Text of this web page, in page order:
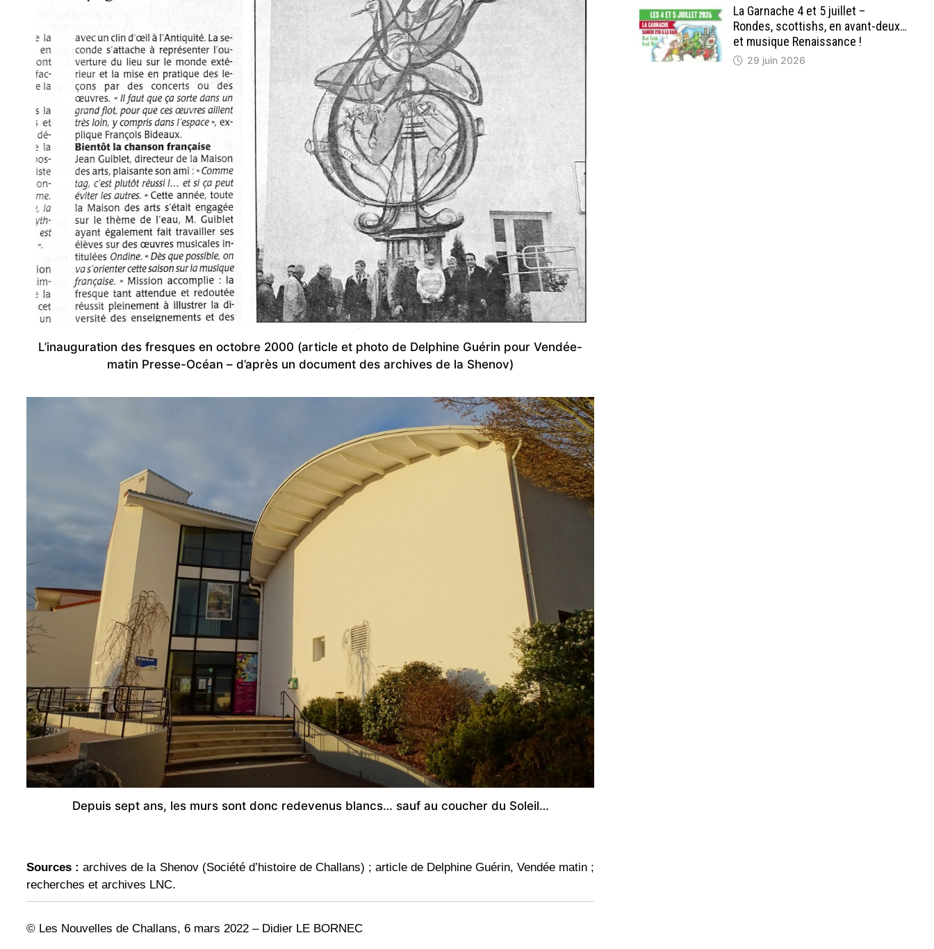
L’inauguration des fresques en octobre 2000 (article et photo de Delphine Guérin pour Vendée-
matin Presse-Océan – d’après un document des archives de la Shenov)
Depuis sept ans, les murs sont donc redevenus blancs… sauf au coucher du Soleil…
Sources : archives de la Shenov (Société d’histoire de Challans) ; article de Delphine Guérin, Vendée matin ;
recherches et archives LNC.
© Les Nouvelles de Challans, 6 mars 2022 – Didier LE BORNEC
La Garnache 4 et 5 juillet –
Rondes, scottishs, en avant-deux…
et musique Renaissance !
29 juin 2026